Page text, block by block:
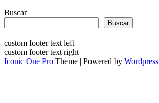
Buscar
Buscar
custom footer text left
custom footer text right
Iconic One Pro Theme | Powered by Wordpress